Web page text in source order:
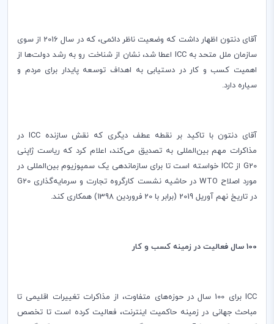
آقای دنتون اظهار داشت که وضعیت ناظر دائمی، که در سال 2016 از سوی
سازمان ملل متحد به ICC اعطا شد، نشان از شناخت رو به رشد دولت‌ها از
اهمیت کسب و کار در دستیابی به اهداف توسعه پایدار برای مردم و
سیاره دارد.
آقای دنتون با تاکید بر نقطه عطف دیگری که نقش سازندهICC در
مذاکرات مهم بین‌المللی به تصدیق می‌کند، اعلام کرد که ریاست ژاپنی
G20ازICC خواسته است تا برای سازماندهی یک سمپوزیوم بین‌المللی در
مورد اصلاح WTO در حاشیه نشست کارگروه تجارت و سرمایه‌گذاری G20
در تاریخ نهم آوریل 2019 (برابر با 20 فروردین 1398) همکاری کند.
100 سال فعالیت در زمینه کسب و کار
ICC
برای 100 سال در حوزه‌های متفاوت، از مذاکرات تغییرات اقلیمی تا
مباحث جهانی در زمینه حاکمیت اینترنت، فعالیت کرده است تا تخصص